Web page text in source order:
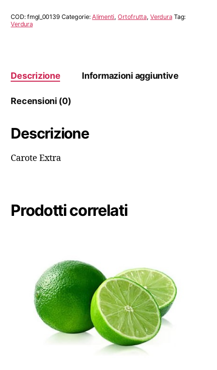
COD:fmgl_00139 Categorie:Alimenti,Ortofrutta,Verdura Tag:
Verdura
Descrizione Informazioni aggiuntive
Recensioni (0)
Descrizione
Carote Extra
Prodotti correlati